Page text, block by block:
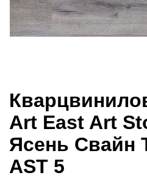
Art East Art
Ясень Свайн
AST 5